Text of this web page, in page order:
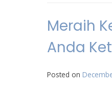
Meraih
Anda
Posted on